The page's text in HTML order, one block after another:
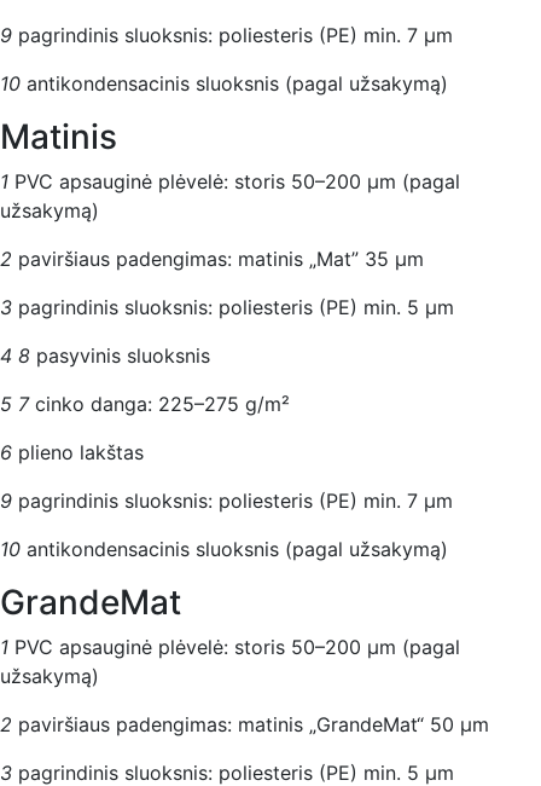
9 pagrindinis sluoksnis: poliesteris (PE) min. 7 μm
10 antikondensacinis sluoksnis (pagal užsakymą)
Matinis
1 PVC apsauginė plėvelė: storis 50–200 μm (pagal
užsakymą)
2 paviršiaus padengimas: matinis „Mat” 35 μm
3 pagrindinis sluoksnis: poliesteris (PE) min. 5 μm
4 8 pasyvinis sluoksnis
5 7cinko danga: 225–275 g/m²
6 plieno lakštas
9 pagrindinis sluoksnis: poliesteris (PE) min. 7 μm
10 antikondensacinis sluoksnis (pagal užsakymą)
GrandeMat
1 PVC apsauginė plėvelė: storis 50–200 μm (pagal
užsakymą)
2 paviršiaus padengimas: matinis „GrandeMat“ 50 μm
3 pagrindinis sluoksnis: poliesteris (PE) min. 5 μm